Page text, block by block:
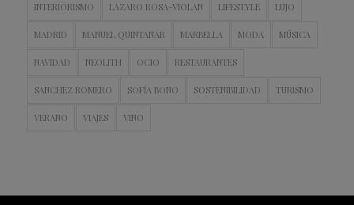
INTERIORISMO LAZARO ROSA-VIOLAN LIFESTYLE LUJO
MADRID MANUEL QUINTANAR MARBELLA MODA MÚSICA
NAVIDAD NEOLITH OCIO RESTAURANTES
SANCHEZ ROMERO SOFÍA BONO SOSTENIBILIDAD TURISMO
VERANO VIAJES VINO